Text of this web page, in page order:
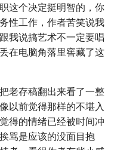
这个决定挺明智的，你
性工作，作者苦笑说我
我说搞艺术不一定要唱
在电脑角落里窖藏了这
老存稿翻出来看了一整
以前觉得那样的不堪入
得的情绪已经被时间冲
骂是应该的没面目抱